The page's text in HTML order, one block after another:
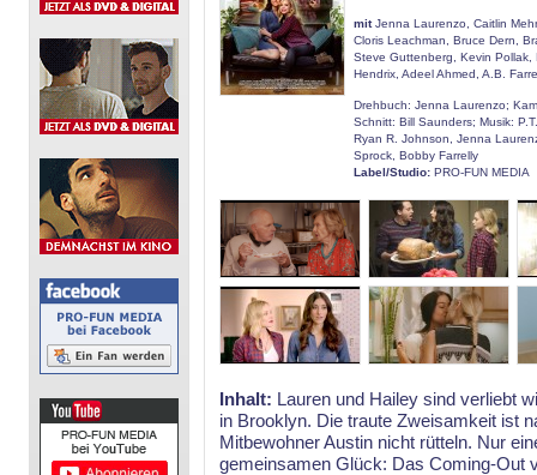
mitJenna Laurenzo, Caitlin
Cloris Leachman, Bruce Dern,
Steve Guttenberg, Kevin Pollak,
Hendrix, Adeel Ahmed, A.B.
Drehbuch: Jenna Laurenzo;
Schnitt: Bill Saunders; Musik:
Ryan R. Johnson, Jenna
Sprock, Bobby Farrelly
Label/Studio: PRO-FUN MEDIA
Inhalt: Lauren und Hailey sind verliebt
in Brooklyn. Die traute Zweisamkeit ist
Mitbewohner Austin nicht rütteln. Nur
gemeinsamen Glück: Das Coming-Out